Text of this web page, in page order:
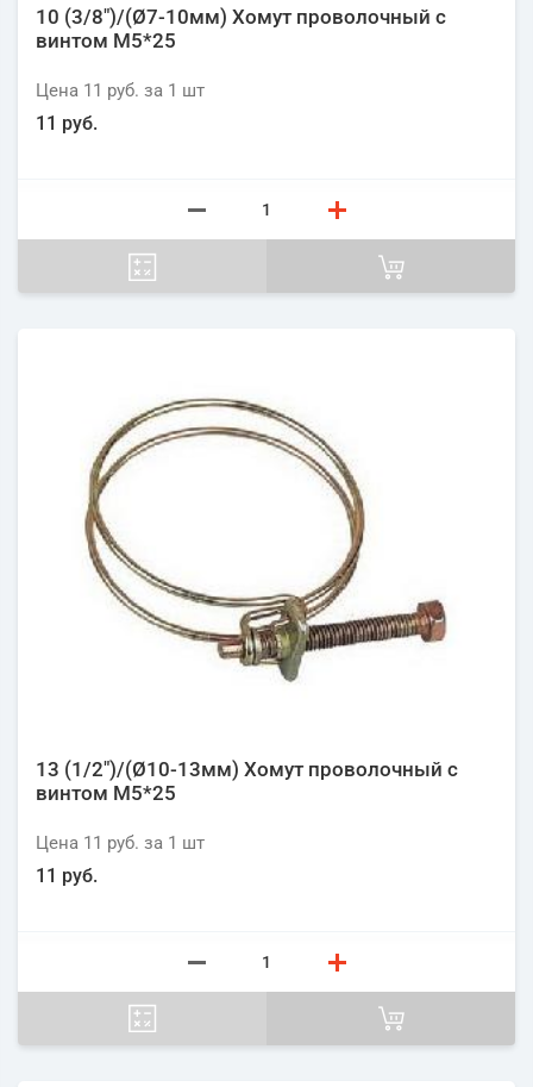
10 (3/8")/(Ø7-10мм) Хомут проволочный с
винтом М5*25
Цена 11 руб. за 1 шт
11 руб.
13 (1/2")/(Ø10-13мм) Хомут проволочный с
винтом М5*25
Цена 11 руб. за 1 шт
11 руб.